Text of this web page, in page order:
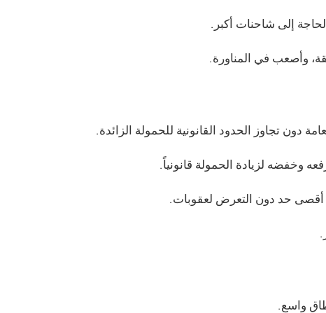
إلى شاحنات أكبر.
وأصعب في المناورة.
دون تجاوز الحدود القانونية للحمولة الزائدة.
وخفضه لزيادة الحمولة قانونياً.
أقصى حد دون التعرض لعقوبات.
واسع.